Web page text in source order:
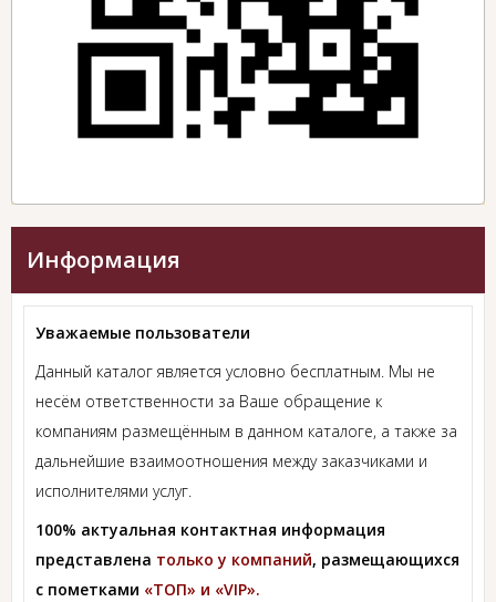
Информация
Уважаемые пользователи
Данный каталог является условно бесплатным. Мы не
несём ответственности за Ваше обращение к
компаниям размещённым в данном каталоге, а также за
дальнейшие взаимоотношения между заказчиками и
исполнителями услуг.
100% актуальная контактная информация
представлена только у компаний, размещающихся
с пометками «ТОП» и «VIP».